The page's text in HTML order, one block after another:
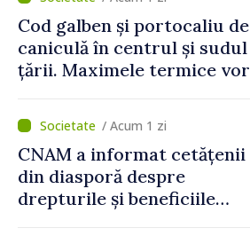
Cod galben și portocaliu de
caniculă în centrul și sudul
țării. Maximele termice vor
/ Acum 1 zi
CNAM a informat cetățenii
din diasporă despre
drepturile și beneficiile